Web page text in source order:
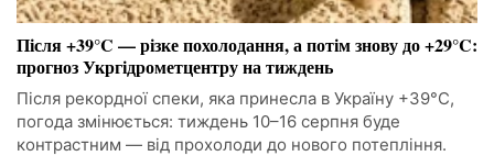
Після +39°C — різке похолодання, а потім знову до +29°C:
прогноз Укргідрометцентру на тиждень
Після рекордної спеки, яка принесла в Україну +39°C,
погода змінюється: тиждень 10–16 серпня буде
контрастним — від прохолоди до нового потепління.